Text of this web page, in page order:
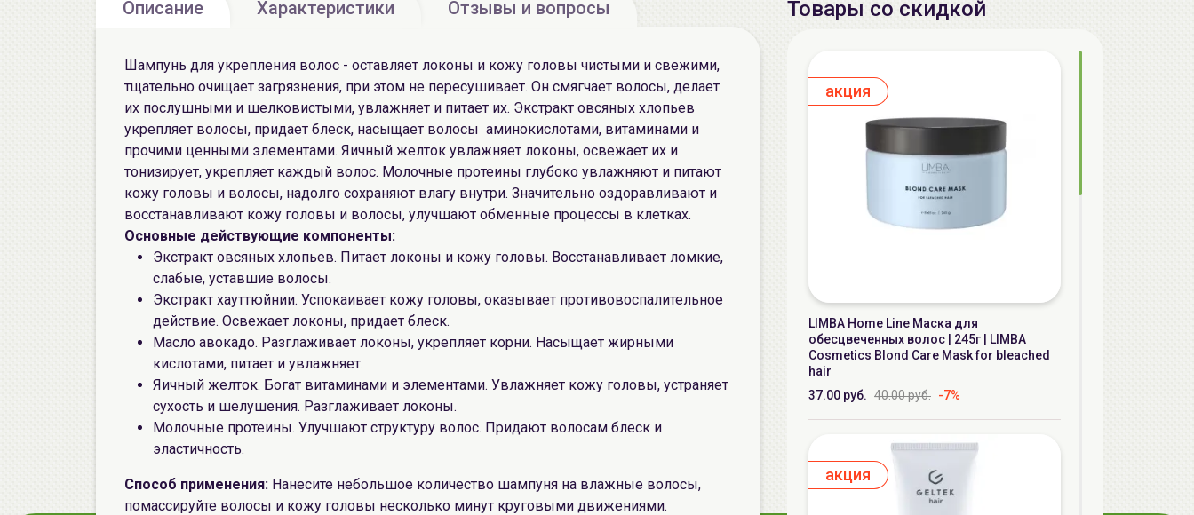
Описание Характеристики Отзывы и вопросы
Шампунь для укрепления волос - оставляет локоны и кожу головы чистыми и свежими,
тщательно очищает загрязнения, при этом не пересушивает. Он смягчает волосы, делает
их послушными и шелковистыми, увлажняет и питает их. Экстракт овсяных хлопьев
укрепляет волосы, придает блеск, насыщает волосы аминокислотами, витаминами и
прочими ценными элементами. Яичный желток увлажняет локоны, освежает их и
тонизирует, укрепляет каждый волос. Молочные протеины глубоко увлажняют и питают
кожу головы и волосы, надолго сохраняют влагу внутри. Значительно оздоравливают и
восстанавливают кожу головы и волосы, улучшают обменные процессы в клетках.
Основные действующие компоненты:
Экстракт овсяных хлопьев. Питает локоны и кожу головы. Восстанавливает ломкие,
слабые, уставшие волосы.
Экстракт хауттюйнии. Успокаивает кожу головы, оказывает противовоспалительное
действие. Освежает локоны, придает блеск.
Масло авокадо. Разглаживает локоны, укрепляет корни. Насыщает жирными
кислотами, питает и увлажняет.
Яичный желток. Богат витаминами и элементами. Увлажняет кожу головы, устраняет
сухость и шелушения. Разглаживает локоны.
Молочные протеины. Улучшают структуру волос. Придают волосам блеск и
эластичность.
Способ применения: Нанесите небольшое количество шампуня на влажные волосы,
помассируйте волосы и кожу головы несколько минут круговыми движениями.
Товары со скидкой
aкция
LIMBA Home Line Маска для
обесцвеченных волос | 245г | LIMBA
Cosmetics Blond Care Mask for bleached
hair
37.00 руб. 40.00 руб. -7%
aкция